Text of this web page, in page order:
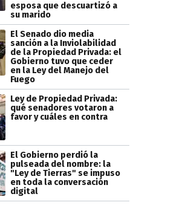
esposa que descuartizó a
su marido
El Senado dio media
sanción a la Inviolabilidad
de la Propiedad Privada: el
Gobierno tuvo que ceder
en la Ley del Manejo del
Fuego
Ley de Propiedad Privada:
qué senadores votaron a
favor y cuáles en contra
El Gobierno perdió la
pulseada del nombre: la
"Ley de Tierras" se impuso
en toda la conversación
digital